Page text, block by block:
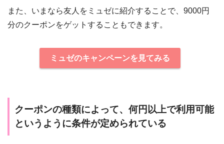
また、いまなら友人をミュゼに紹介することで、9000円
分のクーポンをゲットすることもできます。
ミュゼのキャンペーンを見てみる
クーポンの種類によって、何円以上で利用可能
というように条件が定められている